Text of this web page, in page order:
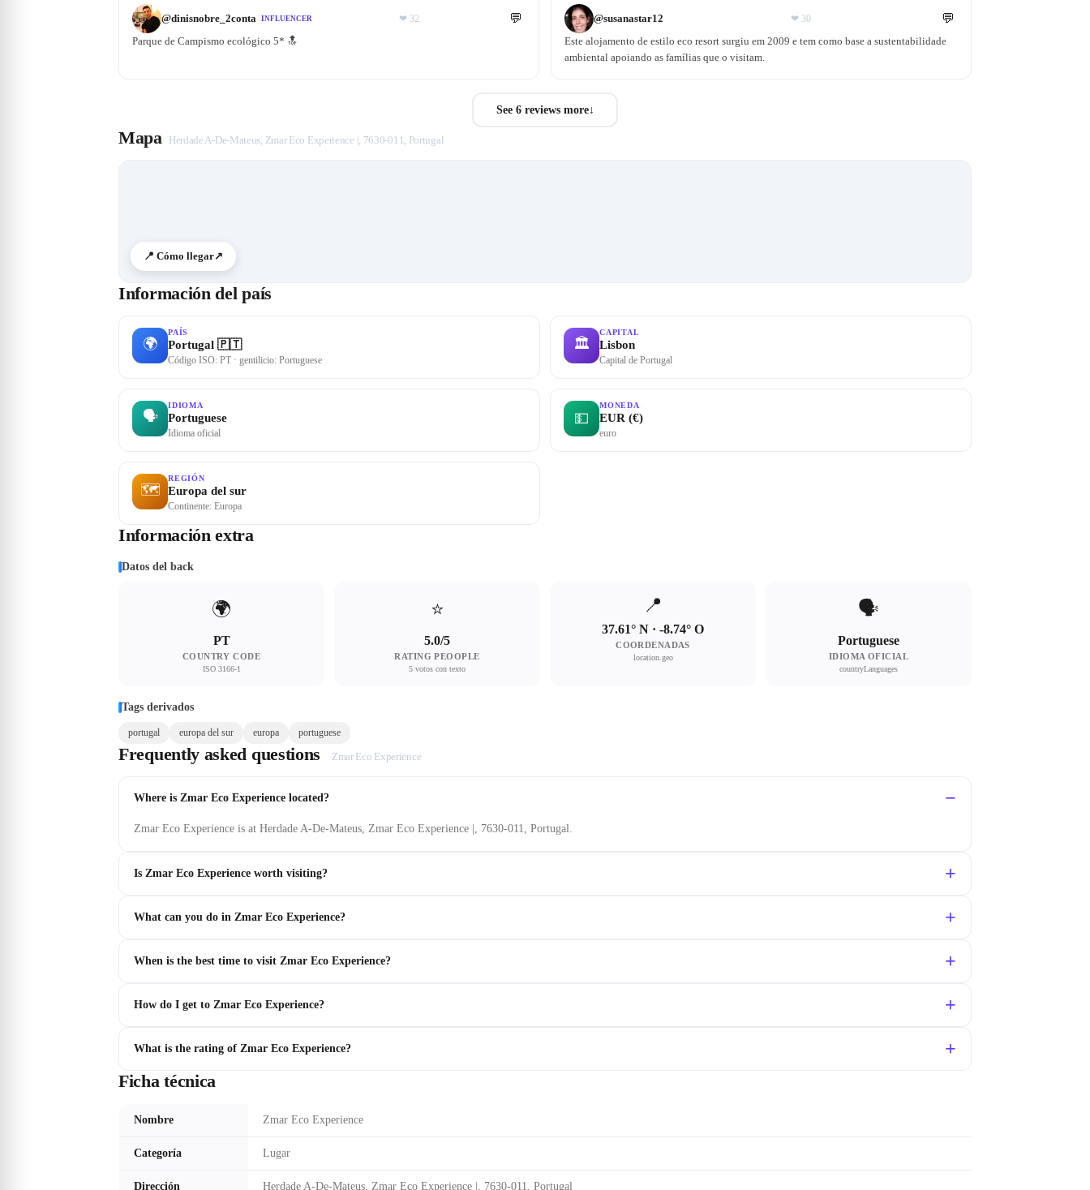
@dinisnobre_2conta INFLUENCER ❤ 32 💬
Parque de Campismo ecológico 5* 🔝
@susanastar12 ❤ 30 💬
Este alojamento de estilo eco resort surgiu em 2009 e tem como base a sustentabilidade
ambiental apoiando as famílias que o visitam.
See 6 reviews more↓
Mapa Herdade A-De-Mateus, Zmar Eco Experience |, 7630-011, Portugal
📍 Cómo llegar↗
Información del país
🌍
PAÍS
Portugal 🇵🇹
Código ISO: PT · gentilicio: Portuguese
🏛
CAPITAL
Lisbon
Capital de Portugal
🗣
IDIOMA
Portuguese
Idioma oficial
💵
MONEDA
EUR (€)
euro
🗺
REGIÓN
Europa del sur
Continente: Europa
Información extra
Datos del back
🌍
PT
COUNTRY CODE
ISO 3166-1
⭐
5.0/5
RATING PEOOPLE
5 votos con texto
📍
37.61° N · -8.74° O
COORDENADAS
location.geo
🗣
Portuguese
IDIOMA OFICIAL
countryLanguages
Tags derivados
portugal europa del sur europa portuguese
Frequently asked questions Zmar Eco Experience
Where is Zmar Eco Experience located?
Zmar Eco Experience is at Herdade A-De-Mateus, Zmar Eco Experience |, 7630-011, Portugal.
Is Zmar Eco Experience worth visiting?
What can you do in Zmar Eco Experience?
When is the best time to visit Zmar Eco Experience?
How do I get to Zmar Eco Experience?
What is the rating of Zmar Eco Experience?
Ficha técnica
Nombre Zmar Eco Experience
Categoría Lugar
Dirección Herdade A-De-Mateus, Zmar Eco Experience |, 7630-011, Portugal